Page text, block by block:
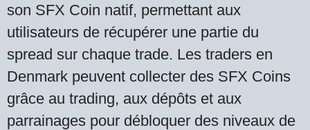
son SFX Coin natif, permettant aux
utilisateurs de récupérer une partie du
spread sur chaque trade. Les traders en
Denmark peuvent collecter des SFX Coins
grâce au trading, aux dépôts et aux
parrainages pour débloquer des niveaux de